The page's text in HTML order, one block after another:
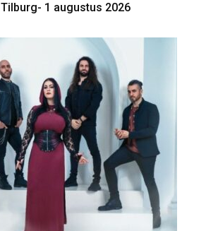
1 augustus 2026